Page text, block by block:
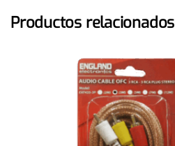
Productos relacionados